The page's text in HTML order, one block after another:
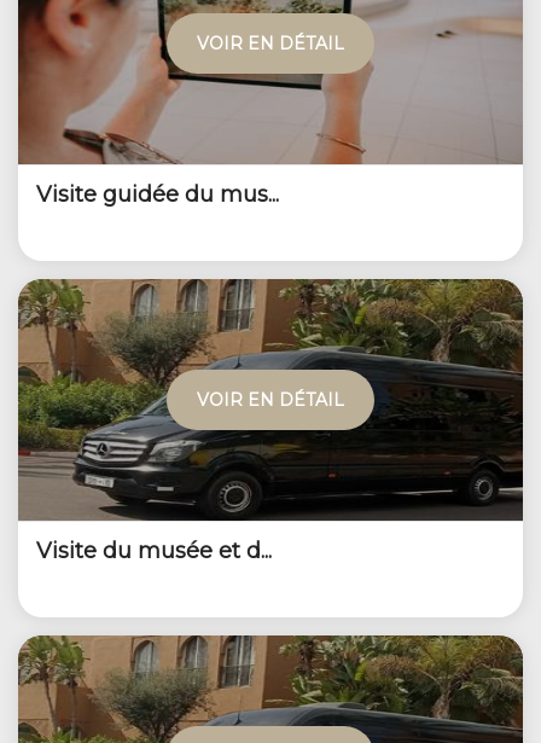
VOIR EN DÉTAIL
Visite guidée du mus...
VOIR EN DÉTAIL
Visite du musée et d...